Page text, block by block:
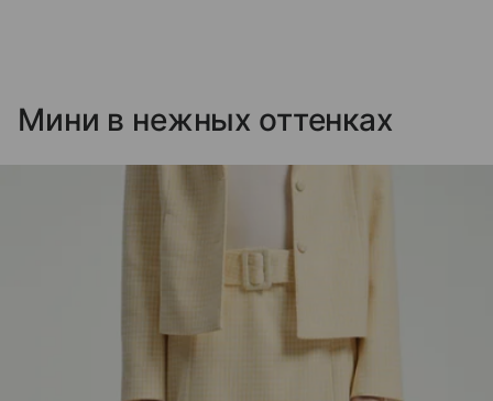
Мини в нежных оттенках